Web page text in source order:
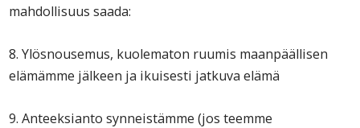
mahdollisuus saada:
8. Ylösnousemus, kuolematon ruumis maanpäällisen
elämämme jälkeen ja ikuisesti jatkuva elämä
9. Anteeksianto synneistämme (jos teemme